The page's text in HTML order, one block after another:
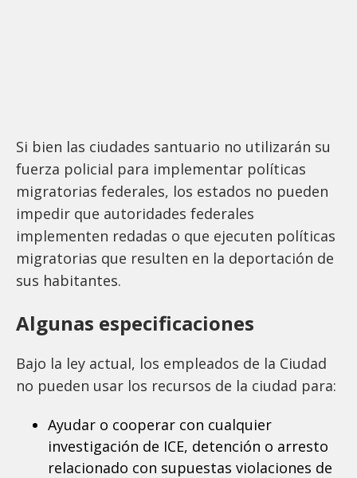
Si bien las ciudades santuario no utilizarán su
fuerza policial para implementar políticas
migratorias federales, los estados no pueden
impedir que autoridades federales
implementen redadas o que ejecuten políticas
migratorias que resulten en la deportación de
sus habitantes.
Algunas especificaciones
Bajo la ley actual, los empleados de la Ciudad
no pueden usar los recursos de la ciudad para:
Ayudar o cooperar con cualquier
investigación de ICE, detención o arresto
relacionado con supuestas violaciones de